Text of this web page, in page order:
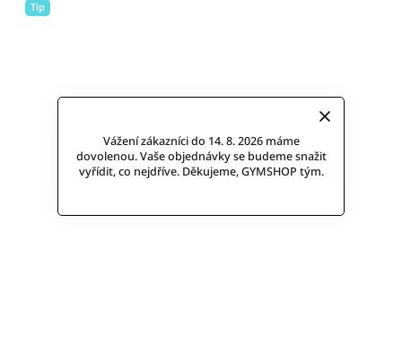
Vážení zákazníci do 14. 8. 2026 máme
dovolenou. Vaše objednávky se budeme snažit
vyřídit, co nejdříve. Děkujeme, GYMSHOP tým.
Tip